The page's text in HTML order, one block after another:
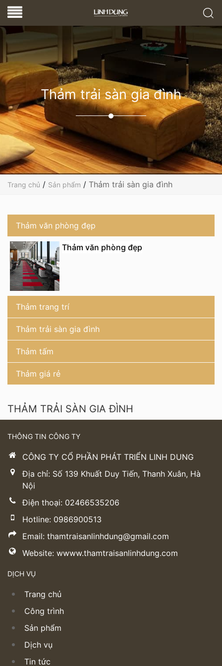
Thảm trải sàn gia đình
Trang chủ / Sản phẩm / Thảm trải sàn gia đình
Thảm văn phòng đẹp
Thảm văn phòng đẹp
Thảm trang trí
Thảm trải sàn gia đình
Thảm tấm
Thảm giá rẻ
THẢM TRẢI SÀN GIA ĐÌNH
THÔNG TIN CÔNG TY
CÔNG TY CỔ PHẦN PHÁT TRIỂN LINH DUNG
Địa chỉ: Số 139 Khuất Duy Tiến, Thanh Xuân, Hà
Nội
Điện thoại: 02466535206
Hotline: 0986900513
Email: thamtraisanlinhdung@gmail.com
Website: wwww.thamtraisanlinhdung.com
DỊCH VỤ
Trang chủ
Công trình
Sản phẩm
Dịch vụ
Tin tức